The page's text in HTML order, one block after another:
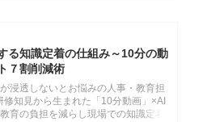
る知識定着の仕組み～10分の動
７割削減術
浸透しないとお悩みの人事・教育担
知見から生まれた「10分動画」×AI
育の負担を減らし現場での知識定着